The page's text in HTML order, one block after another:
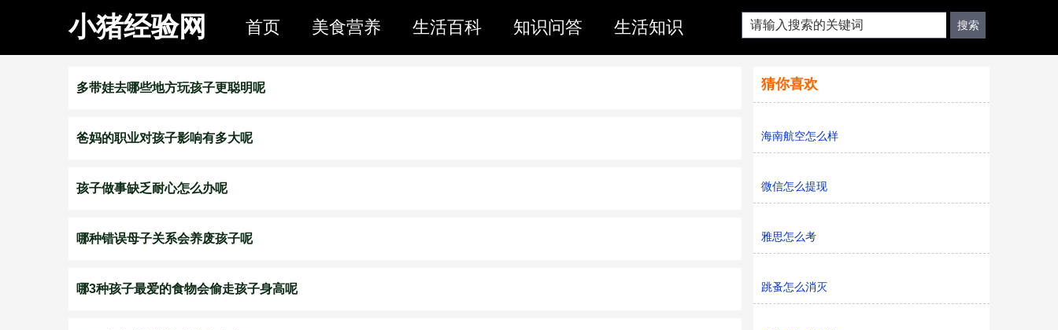
小猪经验网 首页 美食营养 生活百科 知识问答 生活知识
多带娃去哪些地方玩孩子更聪明呢
爸妈的职业对孩子影响有多大呢
孩子做事缺乏耐心怎么办呢
哪种错误母子关系会养废孩子呢
哪3种孩子最爱的食物会偷走孩子身高呢
猜你喜欢
海南航空怎么样
微信怎么提现
雅思怎么考
跳蚤怎么消灭